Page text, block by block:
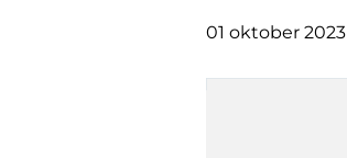
01 oktober 2023